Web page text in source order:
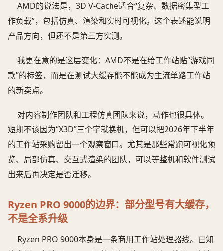
AMD的说法是，3D V-Cache适合“复杂、数据密集型工
作负载”，包括仿真、渲染和实时可视化。这个表述能说明
产品方向，但还不是第三方实测。
我更在意的是这层变化：AMD不是在给工作站贴“游戏同
款”的标签，而是在测试大缓存能不能成为主流单路工作站
的新卖点。
对内容制作团队和工程仿真团队来说，动作也很具体。
短期不该因为“X3D”三个字就换机，但可以把2026年下半年
的工作站采购留出一个观察窗口。尤其是那些常跑可视化预
览、局部仿真、交互式渲染的团队，可以等整机和软件测试
出来后再决定是否迁移。
Ryzen PRO 9000的边界：部分型号有大缓存，
不是全系升级
Ryzen PRO 9000本身是一条商用工作站处理器线。已知